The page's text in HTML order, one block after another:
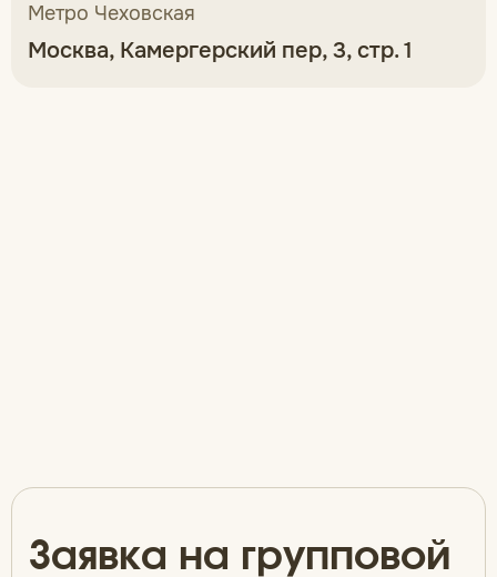
Метро Чеховская
Москва, Камергерский пер, 3, стр. 1
Заявка на групповой